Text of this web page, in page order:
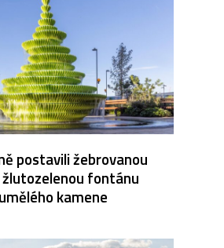
postavili žebrovanou
fontánu
kamene